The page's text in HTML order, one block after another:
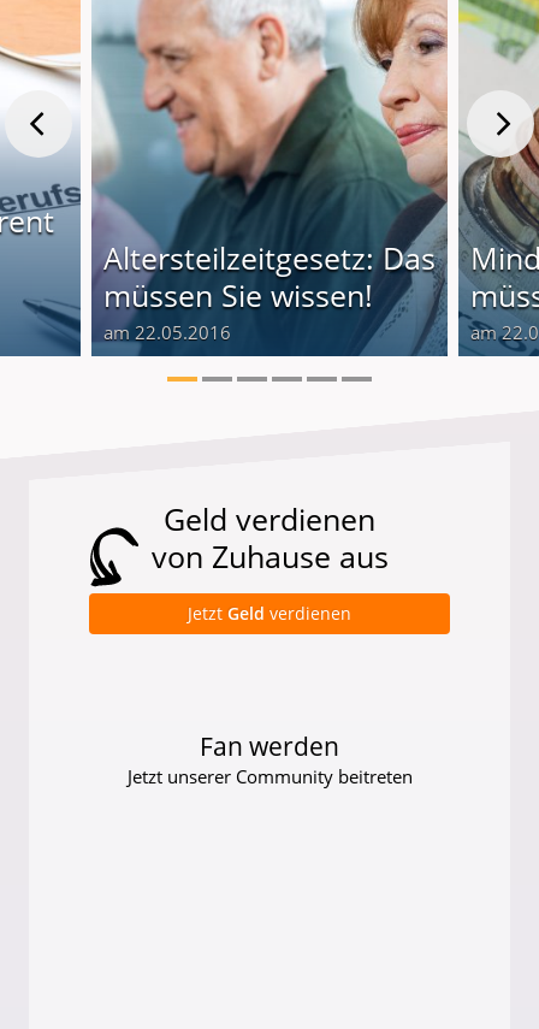
Altersteilzeitgesetz: Das
müssen Sie wissen!
am 22.05.2016 am
Geld verdienen
von Zuhause aus
Jetzt Geld verdienen
Fan werden
Jetzt unserer Community beitreten